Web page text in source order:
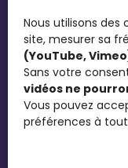
Nous utilisons
site, mesurer sa
(YouTube,
Sans votre
vidéos ne
Vous pouvez
préférences à
Le Festival
Concours
contre le